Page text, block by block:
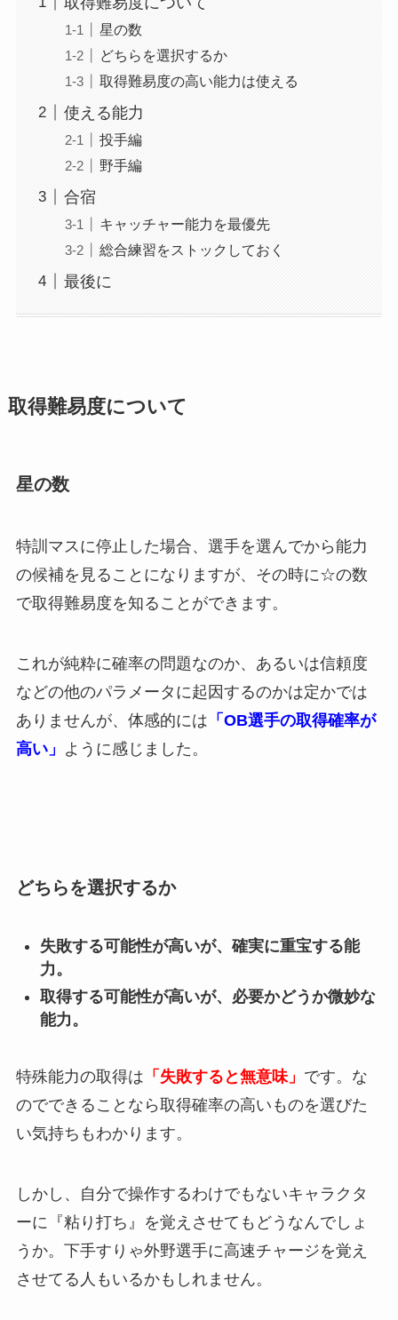
星の数
どちらを選択するか
取得難易度の高い能力は使える
使える能力
投手編
野手編
合宿
キャッチャー能力を最優先
総合練習をストックしておく
最後に
取得難易度について
星の数
特訓マスに停止した場合、選手を選んでから能力
の候補を見ることになりますが、その時に☆の数
で取得難易度を知ることができます。
これが純粋に確率の問題なのか、あるいは信頼度
などの他のパラメータに起因するのかは定かでは
ありませんが、体感的には 「OB選手の取得確率が
高い」 ように感じました。
どちらを選択するか
失敗する可能性が高いが、確実に重宝する能
力。
取得する可能性が高いが、必要かどうか微妙な
能力。
特殊能力の取得は 「失敗すると無意味」 です。な
のでできることなら取得確率の高いものを選びた
い気持ちもわかります。
しかし、自分で操作するわけでもないキャラクタ
ーに『粘り打ち』を覚えさせてもどうなんでしょ
うか。下手すりゃ外野選手に高速チャージを覚え
させてる人もいるかもしれません。